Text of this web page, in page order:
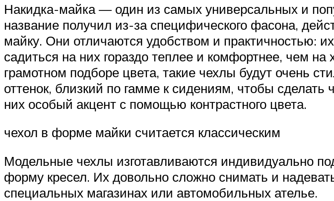
Накидка-майка — один из самых универсальных и
название получил из-за специфического фасона,
майку. Они отличаются удобством и практичностью:
садиться на них гораздо теплее и комфортнее, чем
грамотном подборе цвета, такие чехлы будут очень
оттенок, близкий по гамме к сидениям, чтобы
них особый акцент с помощью контрастного цвета.
чехол в форме майки считается классическим
Модельные чехлы изготавливаются индивидуально
форму кресел. Их довольно сложно снимать и
специальных магазинах или автомобильных ателье.